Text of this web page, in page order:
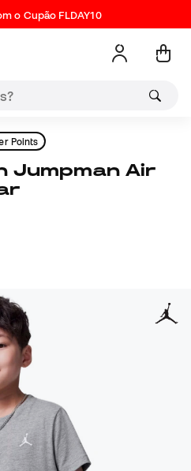
o Cupão FLDAY10
Points